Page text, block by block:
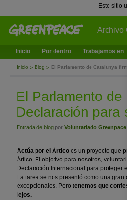
Este sitio
Archivo
Inicio Por dentro Trabajamos en
Inicio Blog El Parlamento de Catalunya
El Parlamento
Declaración para
Entrada de blog por Voluntariado
Actúa por el Ártico es un proyecto que
Ártico. El objetivo para nosotros,
Declaración Internacional para proteger
La tarea se nos presentó como una
excepcionales. Pero tenemos que
lejos.